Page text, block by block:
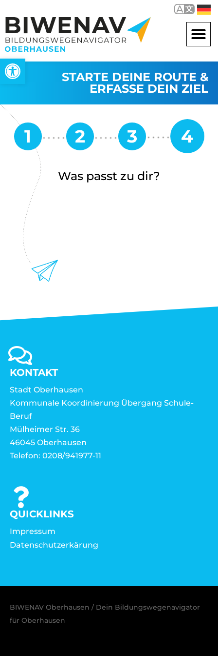
Werkzeugleiste öffnen
STARTE DEINE ROUTE &
ERFASSE DEIN ZIEL
Was passt zu dir?
KONTAKT
Stadt Oberhausen
Kommunale Koordinierung Übergang Schule-
Beruf
Mülheimer Str. 36
46045 Oberhausen
Telefon: 0208/941977-11
QUICKLINKS
Impressum
Datenschutzerkärung
BIWENAV Oberhausen / Dein Bildungswegenavigator
für Oberhausen